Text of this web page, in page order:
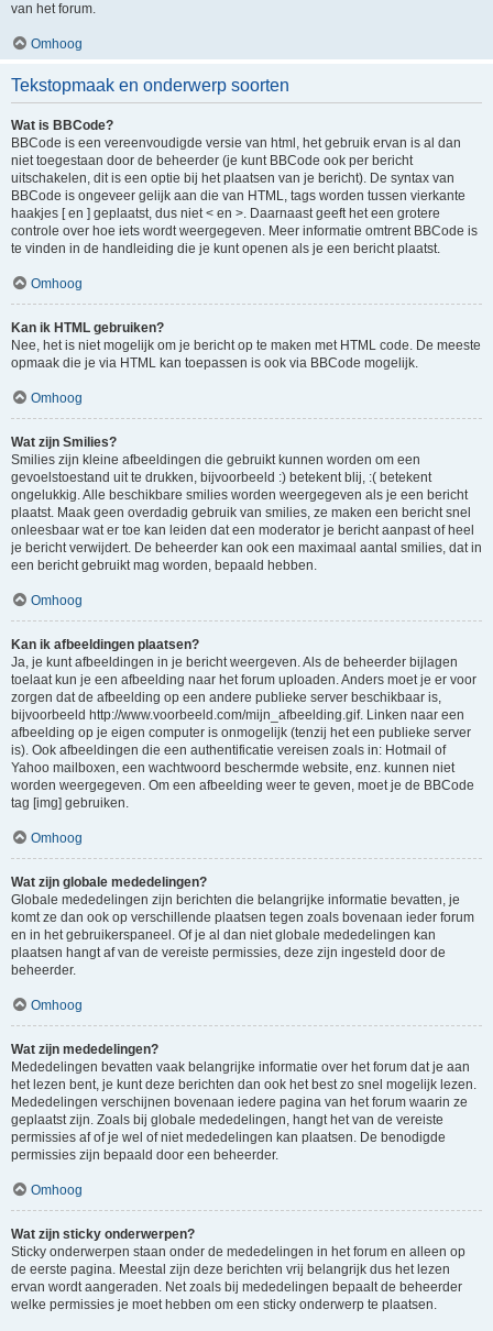
van het forum.
Omhoog
Tekstopmaak en onderwerp soorten
Wat is BBCode?
BBCode is een vereenvoudigde versie van html, het gebruik ervan is al dan
niet toegestaan door de beheerder (je kunt BBCode ook per bericht
uitschakelen, dit is een optie bij het plaatsen van je bericht). De syntax van
BBCode is ongeveer gelijk aan die van HTML, tags worden tussen vierkante
haakjes [ en ] geplaatst, dus niet < en >. Daarnaast geeft het een grotere
controle over hoe iets wordt weergegeven. Meer informatie omtrent BBCode is
te vinden in de handleiding die je kunt openen als je een bericht plaatst.
Omhoog
Kan ik HTML gebruiken?
Nee, het is niet mogelijk om je bericht op te maken met HTML code. De meeste
opmaak die je via HTML kan toepassen is ook via BBCode mogelijk.
Omhoog
Wat zijn Smilies?
Smilies zijn kleine afbeeldingen die gebruikt kunnen worden om een
gevoelstoestand uit te drukken, bijvoorbeeld :) betekent blij, :( betekent
ongelukkig. Alle beschikbare smilies worden weergegeven als je een bericht
plaatst. Maak geen overdadig gebruik van smilies, ze maken een bericht snel
onleesbaar wat er toe kan leiden dat een moderator je bericht aanpast of heel
je bericht verwijdert. De beheerder kan ook een maximaal aantal smilies, dat in
een bericht gebruikt mag worden, bepaald hebben.
Omhoog
Kan ik afbeeldingen plaatsen?
Ja, je kunt afbeeldingen in je bericht weergeven. Als de beheerder bijlagen
toelaat kun je een afbeelding naar het forum uploaden. Anders moet je er voor
zorgen dat de afbeelding op een andere publieke server beschikbaar is,
bijvoorbeeld http://www.voorbeeld.com/mijn_afbeelding.gif. Linken naar een
afbeelding op je eigen computer is onmogelijk (tenzij het een publieke server
is). Ook afbeeldingen die een authentificatie vereisen zoals in: Hotmail of
Yahoo mailboxen, een wachtwoord beschermde website, enz. kunnen niet
worden weergegeven. Om een afbeelding weer te geven, moet je de BBCode
tag [img] gebruiken.
Omhoog
Wat zijn globale mededelingen?
Globale mededelingen zijn berichten die belangrijke informatie bevatten, je
komt ze dan ook op verschillende plaatsen tegen zoals bovenaan ieder forum
en in het gebruikerspaneel. Of je al dan niet globale mededelingen kan
plaatsen hangt af van de vereiste permissies, deze zijn ingesteld door de
beheerder.
Omhoog
Wat zijn mededelingen?
Mededelingen bevatten vaak belangrijke informatie over het forum dat je aan
het lezen bent, je kunt deze berichten dan ook het best zo snel mogelijk lezen.
Mededelingen verschijnen bovenaan iedere pagina van het forum waarin ze
geplaatst zijn. Zoals bij globale mededelingen, hangt het van de vereiste
permissies af of je wel of niet mededelingen kan plaatsen. De benodigde
permissies zijn bepaald door een beheerder.
Omhoog
Wat zijn sticky onderwerpen?
Sticky onderwerpen staan onder de mededelingen in het forum en alleen op
de eerste pagina. Meestal zijn deze berichten vrij belangrijk dus het lezen
ervan wordt aangeraden. Net zoals bij mededelingen bepaalt de beheerder
welke permissies je moet hebben om een sticky onderwerp te plaatsen.